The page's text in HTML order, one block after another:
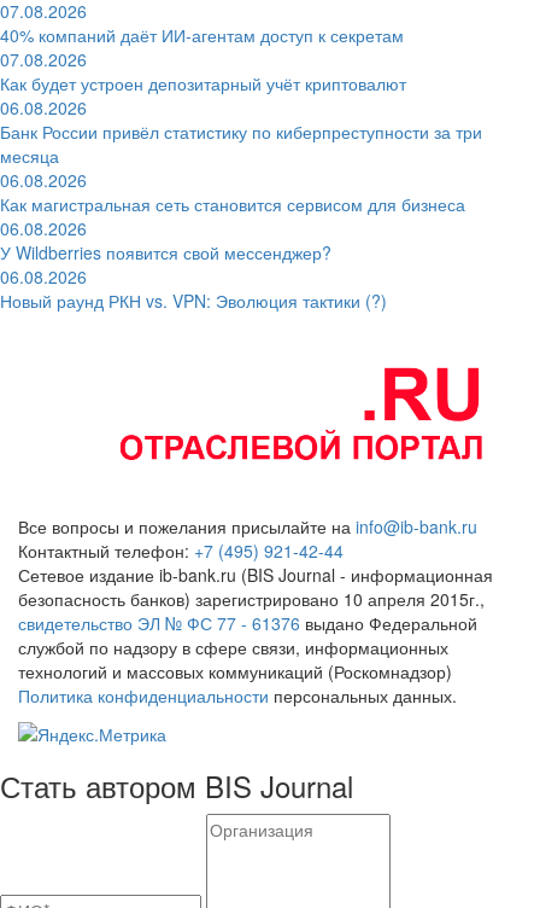
07.08.2026
40% компаний даёт ИИ‑агентам доступ к секретам
07.08.2026
Как будет устроен депозитарный учёт криптовалют
06.08.2026
Банк России привёл статистику по киберпреступности за три
месяца
06.08.2026
Как магистральная сеть становится сервисом для бизнеса
06.08.2026
У Wildberries появится свой мессенджер?
06.08.2026
Новый раунд РКН vs. VPN: Эволюция тактики (?)
Все вопросы и пожелания присылайте на info@ib-bank.ru
Контактный телефон: +7 (495) 921-42-44
Сетевое издание ib-bank.ru (BIS Journal - информационная
безопасность банков) зарегистрировано 10 апреля 2015г.,
свидетельство ЭЛ № ФС 77 - 61376 выдано Федеральной
службой по надзору в сфере связи, информационных
технологий и массовых коммуникаций (Роскомнадзор)
Политика конфиденциальности персональных данных.
Стать автором BIS Journal